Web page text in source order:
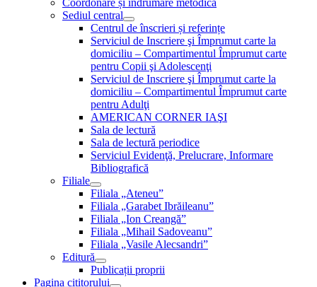
Coordonare și îndrumare metodică
Sediul central
Centrul de înscrieri și referințe
Serviciul de Inscriere şi Împrumut carte la
domiciliu – Compartimentul Împrumut carte
pentru Copii şi Adolescenţi
Serviciul de Inscriere şi Împrumut carte la
domiciliu – Compartimentul Împrumut carte
pentru Adulţi
AMERICAN CORNER IAŞI
Sala de lectură
Sala de lectură periodice
Serviciul Evidenţă, Prelucrare, Informare
Bibliografică
Filiale
Filiala „Ateneu”
Filiala „Garabet Ibrăileanu”
Filiala „Ion Creangă”
Filiala „Mihail Sadoveanu”
Filiala „Vasile Alecsandri”
Editură
Publicații proprii
Pagina cititorului